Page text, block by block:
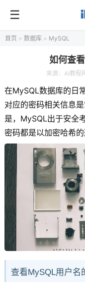
首页 > 数据库 > MySQL
如何查
来源： AI教程
在MySQL数据库的日
对应的密码相关信息
是，MySQL出于安全
密码都是以加密哈希的
查看MySQL用户名